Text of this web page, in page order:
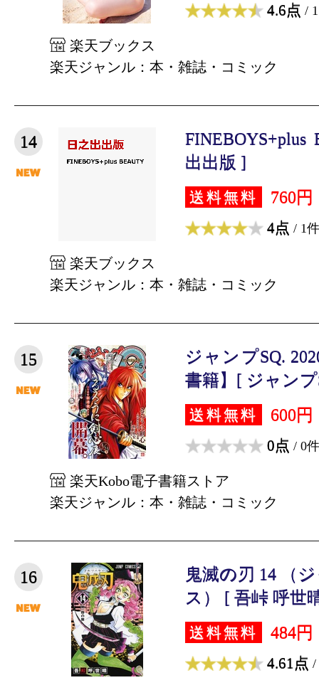
4.6点 /
楽天ブックス
楽天ジャンル：本・雑誌・コミック
14
出出版 ]
送料無料 760円
4点 / 1件
楽天ブックス
楽天ジャンル：本・雑誌・コミック
15
ジャンプSQ.
書籍】[ ジャンプ
送料無料 600円
0点 / 0件
楽天Kobo電子書籍ストア
楽天ジャンル：本・雑誌・コミック
16
鬼滅の刃 14 （
ス） [ 吾峠 呼世
送料無料 484円
4.61点 /